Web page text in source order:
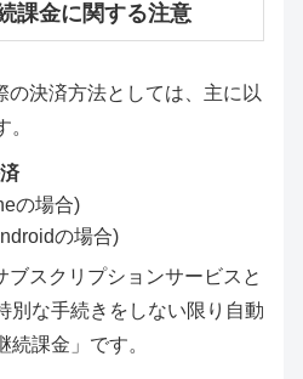
課金に関する注意
の決済方法としては、主に以
の場合)
の場合)
ブスクリプションサービスと
別な手続きをしない限り自動
続課金」です。